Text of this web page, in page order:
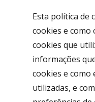
Esta política de
cookies e como
cookies que
informações
cookies e como
utilizadas, e